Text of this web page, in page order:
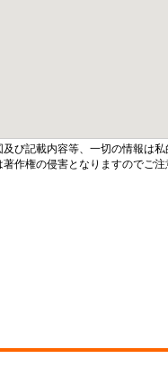
び記載内容等、一切の情報は
作権の侵害となりますのでご注